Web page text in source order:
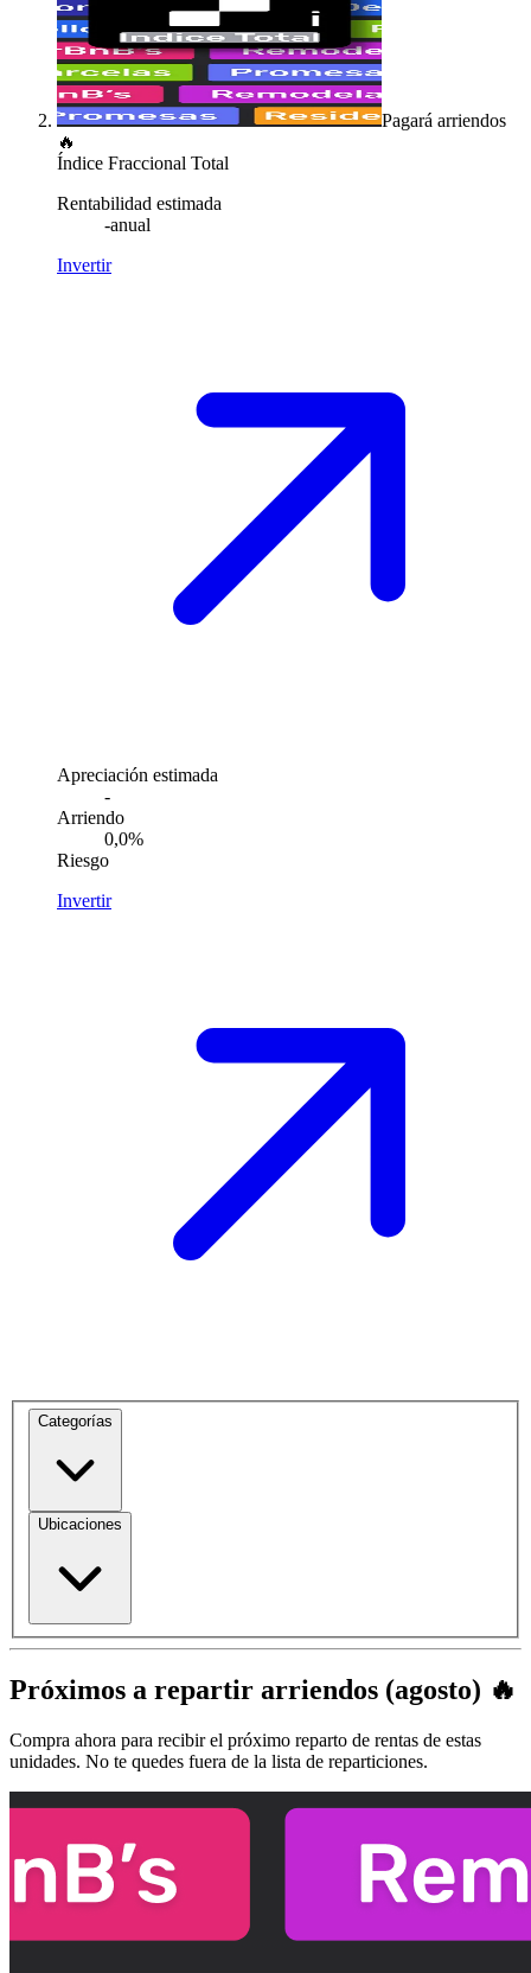
Pagará arriendos
🔥
Índice Fraccional Total
Rentabilidad estimada
-anual
Invertir
Apreciación estimada
-
Arriendo
0,0%
Riesgo
Invertir
Categorías
Ubicaciones
Próximos a repartir arriendos (agosto) 🔥
Compra ahora para recibir el próximo reparto de rentas de estas
unidades. No te quedes fuera de la lista de reparticiones.